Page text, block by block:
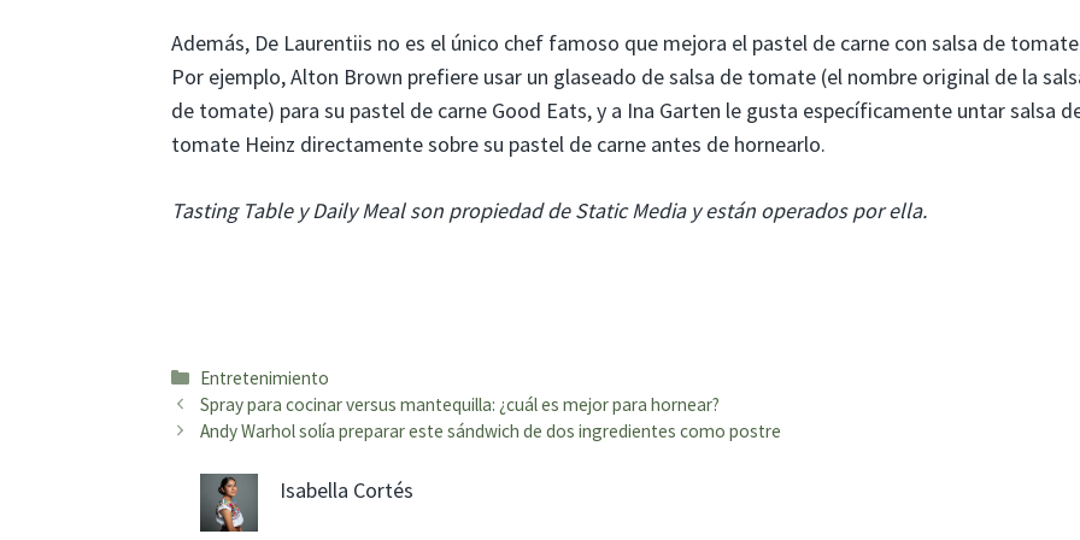
Además, De Laurentiis no es el único chef famoso que mejora el pastel de carne con salsa de
Por ejemplo, Alton Brown prefiere usar un glaseado de salsa de tomate (el nombre original de la
de tomate) para su pastel de carne Good Eats, y a Ina Garten le gusta específicamente untar salsa
tomate Heinz directamente sobre su pastel de carne antes de hornearlo.
Tasting Table y Daily Meal son propiedad de Static Media y están operados por ella.
Categorías
Entretenimiento
Spray para cocinar versus mantequilla: ¿cuál es mejor para hornear?
Andy Warhol solía preparar este sándwich de dos ingredientes como postre
Isabella Cortés